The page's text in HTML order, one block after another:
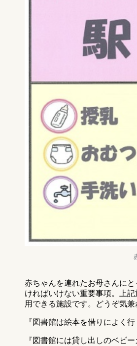
赤ちゃんを連れたお母さんに
ければいけない重要事項。上
用できる施設です。どうぞ気
『図書館は絵本を借りによく
『図書館には貸し出しのベビー